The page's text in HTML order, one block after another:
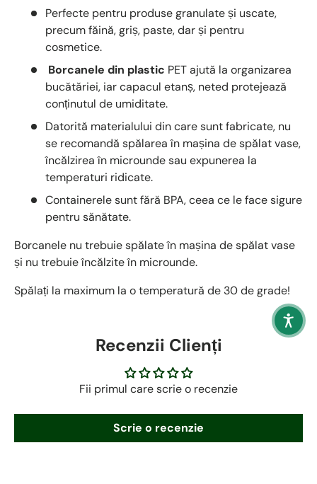
Perfecte pentru produse granulate și uscate,
precum făină, griș, paste, dar și pentru
cosmetice.
Borcanele din plastic PET ajută la organizarea
bucătăriei, iar capacul etanș, neted protejează
conținutul de umiditate.
Datorită materialului din care sunt fabricate, nu
se recomandă spălarea în mașina de spălat vase,
încălzirea în microunde sau expunerea la
temperaturi ridicate.
Containerele sunt fără BPA, ceea ce le face sigure
pentru sănătate.
Borcanele nu trebuie spălate în mașina de spălat vase
și nu trebuie încălzite în microunde.
Spălați la maximum la o temperatură de 30 de grade!
Recenzii Clienți
Fii primul care scrie o recenzie
Scrie o recenzie